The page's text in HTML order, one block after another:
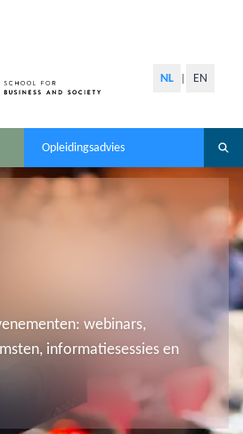
NL EN
Opleidingsadvies
webinars,
informatiesessies en